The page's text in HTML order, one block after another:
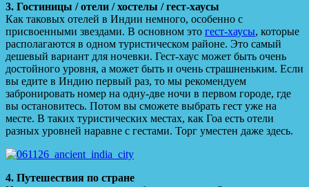
3. Гостиницы / отели / хостелы / гест-хаусы
Как таковых отелей в Индии немного, особенно с
присвоенными звездами. В основном это гест-хаусы, которые
располагаются в одном туристическом районе. Это самый
дешевый вариант для ночевки. Гест-хаус может быть очень
достойного уровня, а может быть и очень страшненьким. Если
вы едите в Индию первый раз, то мы рекомендуем
забронировать номер на одну-две ночи в первом городе, где
вы остановитесь. Потом вы сможете выбрать гест уже на
месте. В таких туристических местах, как Гоа есть отели
разных уровней наравне с гестами. Торг уместен даже здесь.
4. Путешествия по стране